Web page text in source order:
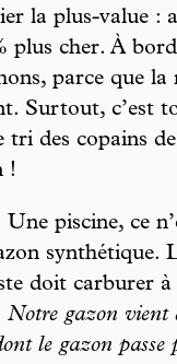
la plus-value :
plus cher. À
parce que
Surtout, c’est
tri des copains
!
piscine, ce
synthétique.
doit carburer
Notre gazon vient
le gazon